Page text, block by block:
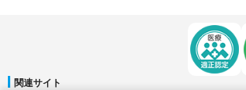
関連サイト